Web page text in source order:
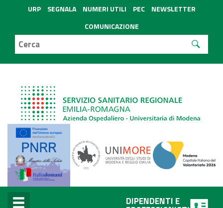
URP SEGNALA NUMERI UTILI PEC
NEWSLETTER
COMUNICAZIONE
DIPENDENTI E